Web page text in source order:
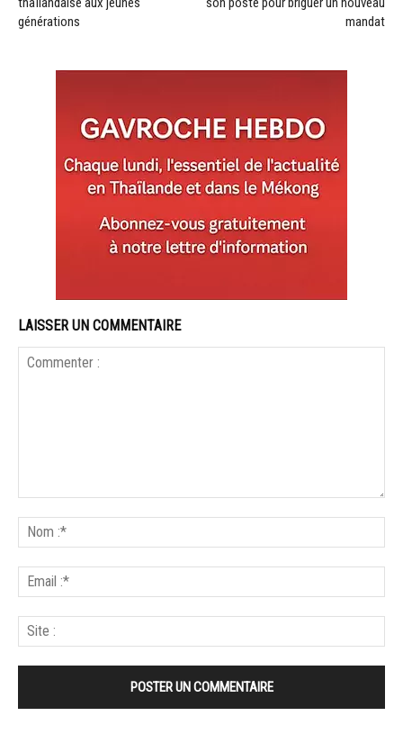
générations
mandat
LAISSER UN COMMENTAIRE